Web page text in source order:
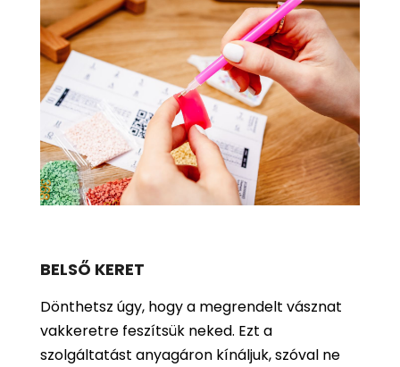
BELSŐ KERET
Dönthetsz úgy, hogy a megrendelt vásznat
vakkeretre feszítsük neked. Ezt a
szolgáltatást anyagáron kínáljuk, szóval ne